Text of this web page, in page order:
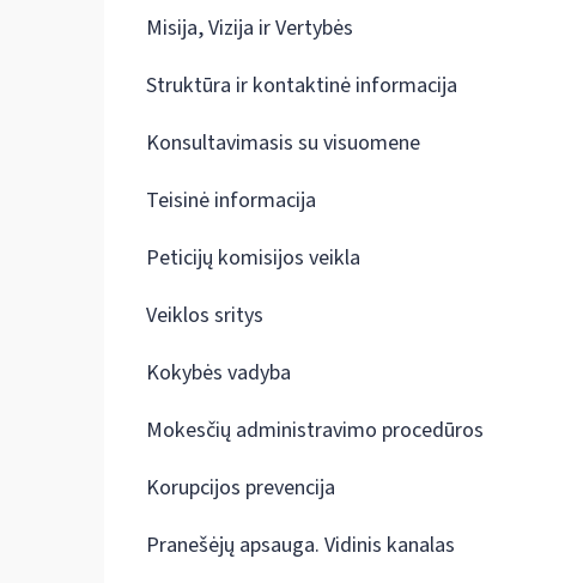
Misija, Vizija ir Vertybės
Struktūra ir kontaktinė informacija
Konsultavimasis su visuomene
Teisinė informacija
Peticijų komisijos veikla
Veiklos sritys
Kokybės vadyba
Mokesčių administravimo procedūros
Korupcijos prevencija
Pranešėjų apsauga. Vidinis kanalas